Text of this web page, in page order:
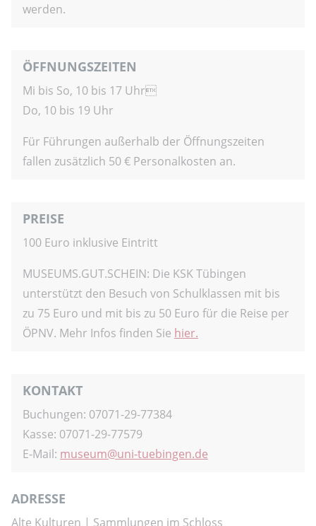
werden.
ÖFFNUNGSZEITEN
Mi bis So, 10 bis 17 Uhr
Do, 10 bis 19 Uhr
Für Führungen außerhalb der Öffnungszeiten
fallen zusätzlich 50 € Personalkosten an.
PREISE
100 Euro inklusive Eintritt
MUSEUMS.GUT.SCHEIN: Die KSK Tübingen
unterstützt den Besuch von Schulklassen mit bis
zu 75 Euro und mit bis zu 50 Euro für die Reise per
ÖPNV. Mehr Infos finden Sie hier.
KONTAKT
Buchungen: 07071-29-77384
Kasse: 07071-29-77579
E-Mail: museum uni-tuebingen.de
ADRESSE
Alte Kulturen | Sammlungen im Schloss